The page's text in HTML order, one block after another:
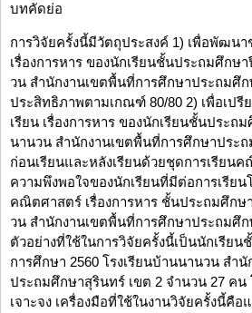
บทคัดย่อ
การวิจัยครั้งนี้มีวัตถุประสงค์ 1) เพื่อพัฒน
เรื่องการหาร ของนักเรียนชั้นประถมศึกษ
วน สำนักงานเขตพื้นที่การศึกษาประถมศึ
ประสิทธิภาพตามเกณฑ์ 80/80 2) เพื่อเปรี
เรียน เรื่องการหาร ของนักเรียนชั้นประถ
นานวน สำนักงานเขตพื้นที่การศึกษาประ
ก่อนเรียนและหลังเรียนด้วยชุดการเรียน
ความพึงพอใจของนักเรียนที่มีต่อการเรียน
คณิตศาสตร์ เรื่องการหาร ชั้นประถมศึกษ
วน สำนักงานเขตพื้นที่การศึกษาประถมศึ
ตัวอย่างที่ใช้ในการวิจัยครั้งนี้เป็นนักเรีย
การศึกษา 2560 โรงเรียนบ้านนานวน สำ
ประถมศึกษาสุรินทร์ เขต 2 จำนวน 27 คน
เจาะจง เครื่องมือที่ใช้ในงานวิจัยครั้งนี้คือ